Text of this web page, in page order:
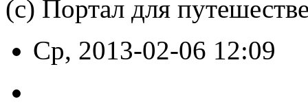
(с) Портал для
Ср, 2013-02-06 12:09